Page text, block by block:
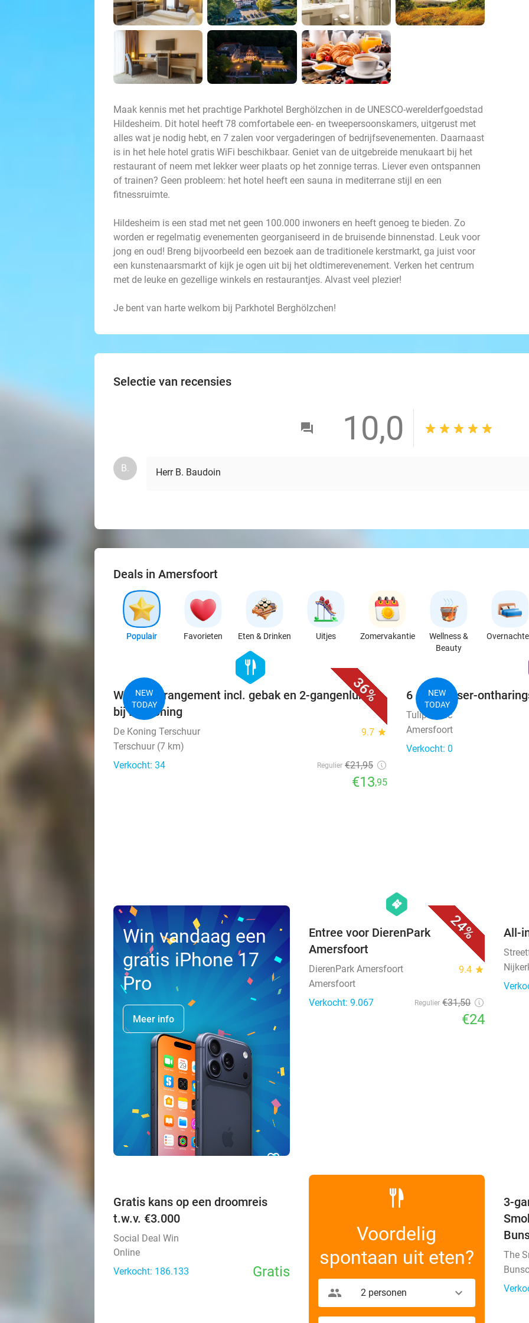
Maak kennis met het prachtige Parkhotel Berghölzchen in de UNESCO-werelderfgoedstad
Hildesheim. Dit hotel heeft 78 comfortabele een- en tweepersoonskamers, uitgerust met
alles wat je nodig hebt, en 7 zalen voor vergaderingen of bedrijfsevenementen. Daarnaast
is in het hele hotel gratis WiFi beschikbaar. Geniet van de uitgebreide menukaart bij het
restaurant of neem met lekker weer plaats op het zonnige terras. Liever even ontspannen
of trainen? Geen probleem: het hotel heeft een sauna in mediterrane stijl en een
fitnessruimte.
Hildesheim is een stad met net geen 100.000 inwoners en heeft genoeg te bieden. Zo
worden er regelmatig evenementen georganiseerd in de bruisende binnenstad. Leuk voor
jong en oud! Breng bijvoorbeeld een bezoek aan de traditionele kerstmarkt, ga juist voor
een kunstenaarsmarkt of kijk je ogen uit bij het oldtimerevenement. Verken het centrum
met de leuke en gezellige winkels en restaurantjes. Alvast veel plezier!
Je bent van harte welkom bij Parkhotel Berghölzchen!
Selectie van recensies
10,0
B. Herr B. Baudoin
Deals in Amersfoort
Populair Favorieten Eten & Drinken Uitjes Zomervakantie
Wellness &
Beauty
36%
NEW
TODAY
hexagon
food
Wandelarrangement incl. gebak en 2-gangenlunch
bij De Koning
De Koning Terschuur 9.7 star
Terschuur (7 km)
Verkocht: 34
Regulier €21,95
€13,95
NEW
TODAY
6 diode laser-
Tulip Clinic
Amersfoort
Verkocht: 0
Win vandaag een
gratis iPhone 17
Pro
Meer info
24%
hexagon
events
Entree voor DierenPark
Amersfoort
DierenPark Amersfoort 9.4 star
Amersfoort
Verkocht: 9.067
Regulier €31,50
€24
All-
favorite_border
Gratis kans op een droomreis
t.w.v. €3.000
Social Deal Win
Online
Verkocht: 186.133
Gratis
Voordelig
spontaan uit eten?
2 personen
3-
The